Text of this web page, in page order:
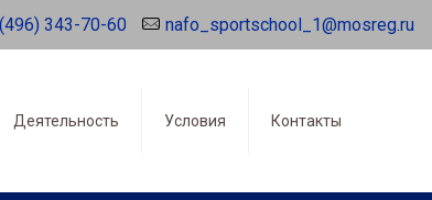
343-70-60 nafo_sportschool_1@mosreg.ru
Деятельность Условия Контакты